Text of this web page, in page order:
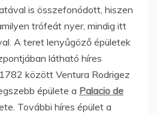
is összefonódott, hiszen
trófeát nyer, mindig itt
A teret lenyűgöző épületek
látható híres
között Ventura Rodrigez
épülete a Palacio de
További híres épület a